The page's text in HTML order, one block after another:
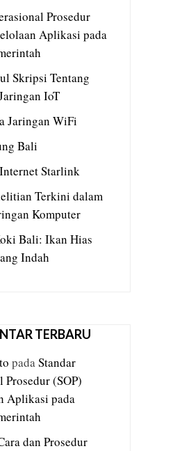
Prosedur
Aplikasi pada
Skripsi Tentang
IoT
Jaringan WiFi
Bali
Starlink
Terkini dalam
Komputer
Bali: Ikan Hias
Indah
TERBARU
padaStandar
Prosedur (SOP)
Aplikasi pada
dan Prosedur